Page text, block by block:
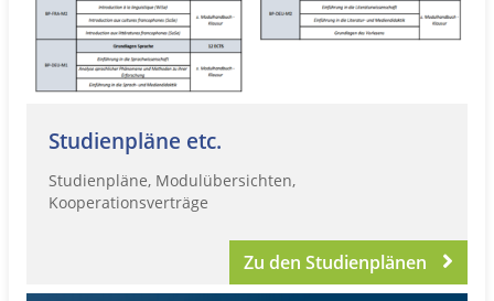
Studienpläne etc.
Studienpläne, Modulübersichten,
Kooperationsverträge
Zu den Studienplänen